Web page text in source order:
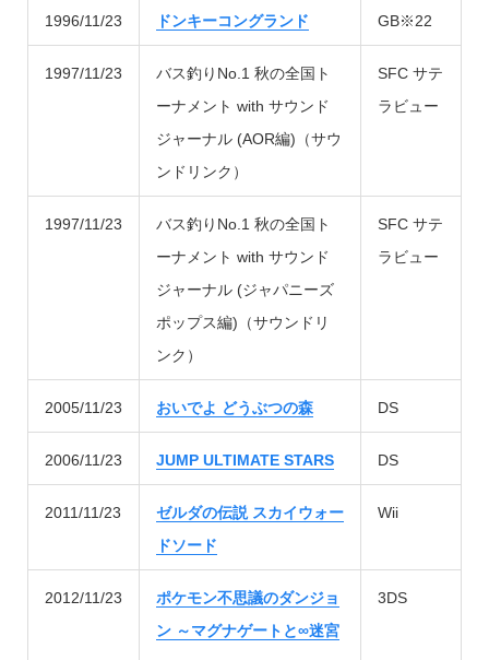
1996/11/23 ドンキーコングランド GB※22
1997/11/23
バス釣りNo.1 秋の全国ト
ーナメント with サウンド
ジャーナル (AOR編)（サウ
ンドリンク）
SFC サテ
ラビュー
1997/11/23
バス釣りNo.1 秋の全国ト
ーナメント with サウンド
ジャーナル (ジャパニーズ
ポップス編)（サウンドリ
ンク）
SFC サテ
ラビュー
2005/11/23 おいでよ どうぶつの森 DS
2006/11/23 JUMP ULTIMATE STARS DS
2011/11/23
ゼルダの伝説 スカイウォー
ドソード
Wii
2012/11/23
ポケモン不思議のダンジョ
ン ～マグナゲートと∞迷宮
3DS